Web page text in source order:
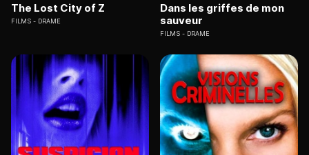
The Lost City of Z
FILMS DRAME
Dans les griffes de mon
sauveur
FILMS DRAME